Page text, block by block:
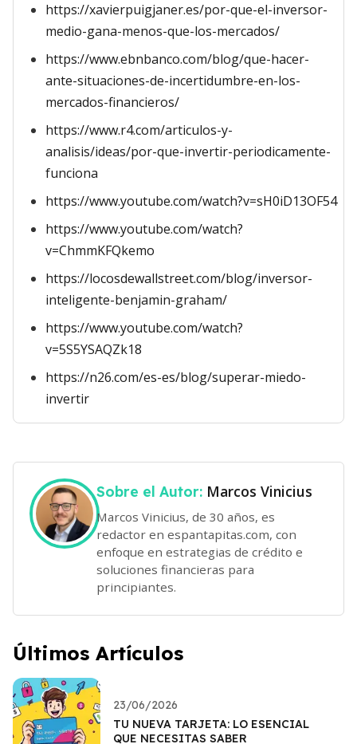
https://xavierpuigjaner.es/por-que-el-inversor-
medio-gana-menos-que-los-mercados/
https://www.ebnbanco.com/blog/que-hacer-
ante-situaciones-de-incertidumbre-en-los-
mercados-financieros/
https://www.r4.com/articulos-y-
analisis/ideas/por-que-invertir-periodicamente-
funciona
https://www.youtube.com/watch?v=sH0iD13OF54
https://www.youtube.com/watch?
v=ChmmKFQkemo
https://locosdewallstreet.com/blog/inversor-
inteligente-benjamin-graham/
https://www.youtube.com/watch?
v=5S5YSAQZk18
https://n26.com/es-es/blog/superar-miedo-
invertir
Sobre el Autor: Marcos Vinicius
Marcos Vinicius, de 30 años, es
redactor en espantapitas.com, con
enfoque en estrategias de crédito e
soluciones financieras para
principiantes.
Últimos Artículos
23/06/2026
TU NUEVA TARJETA: LO ESENCIAL
QUE NECESITAS SABER